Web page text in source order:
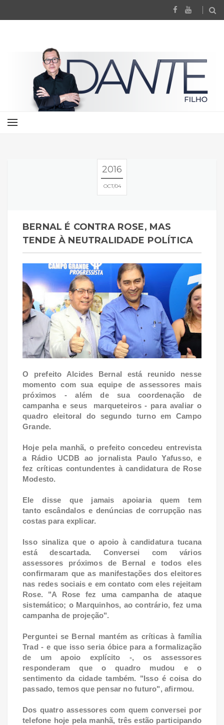
2016
OCT 04
BERNAL É CONTRA ROSE, MAS
TENDE À NEUTRALIDADE POLÍTICA
O prefeito Alcides Bernal está reunido nesse
momento com sua equipe de assessores mais
próximos - além de sua coordenação de
campanha e seus
marqueteiros - para avaliar o
quadro eleitoral do segundo turno em Campo
Grande.
Hoje pela manhã, o prefeito concedeu entrevista
a Rádio UCDB ao jornalista Paulo Yafusso, e
fez críticas contundentes à candidatura de Rose
Modesto.
Ele disse que jamais apoiaria quem tem
tanto escândalos e denúncias de corrupção nas
costas para explicar.
Isso sinaliza que o apoio à candidatura tucana
está descartada. Conversei com vários
assessores próximos de Bernal e todos eles
confirmaram que as manifestações dos eleitores
nas redes sociais e em contato com eles rejeitam
Rose. "A Rose fez uma campanha de ataque
sistemático; o Marquinhos, ao contrário, fez uma
campanha de projeção".
Perguntei se Bernal mantém as críticas à família
Trad - e que isso seria óbice para a formalização
de um apoio explícito -, os assessores
responderam que o quadro mudou e o
sentimento da cidade também. "Isso é coisa do
passado, temos que pensar no futuro", afirmou.
Dos quatro assessores com quem conversei por
telefone hoje pela manhã, três estão participando